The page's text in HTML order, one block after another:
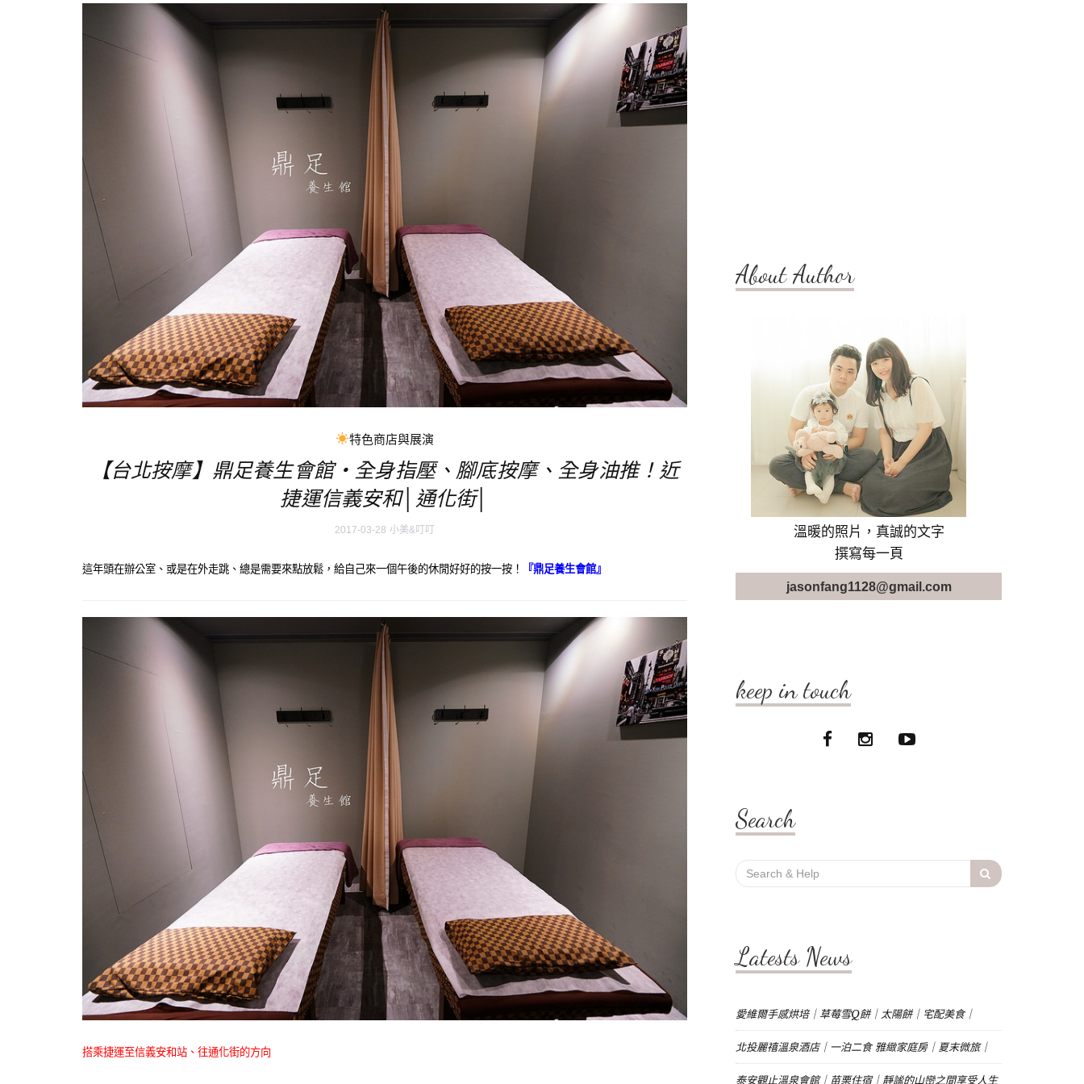
特色商店與展演
【台北按摩】鼎足養生會館‧全身指壓、腳底按摩、全身油推！近
捷運信義安和│通化街│
2017-03-28 小美&叮叮
這年頭在辦公室、或是在外走跳、總是需要來點放鬆，給自己來一個午後的休閒好好的按一按！ 『鼎足養生會館』
搭乘捷運至信義安和站、往通化街的方向
About Author
溫暖的照片，真誠的文字
撰寫每一頁
jasonfang1128@gmail.com
keep in touch
Search
Search
for:
Latests News
愛維爾手感烘培｜草莓雪Q餅｜太陽餅｜宅配美食｜
北投麗禧溫泉酒店｜一泊二食 雅緻家庭房｜夏末微旅｜
泰安觀止溫泉會館｜苗栗住宿｜靜謐的山巒之間享受人生